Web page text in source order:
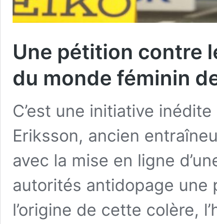
Une pétition contre
du monde féminin
C’est une initiative
Eriksson, ancien
avec la mise en ligne
autorités antidopage une
l’origine de cette colère,